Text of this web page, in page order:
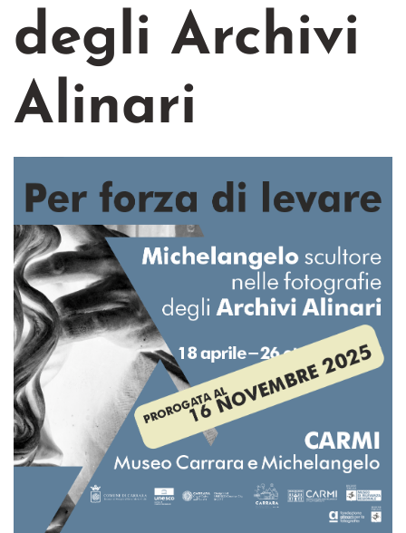
degli Archivi
Alinari